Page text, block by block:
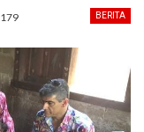
BERITA
179